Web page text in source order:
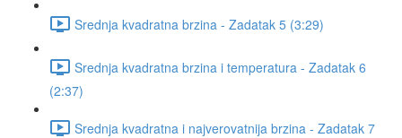
Srednja kvadratna brzina - Zadatak 5 (3:29)
Srednja kvadratna brzina i temperatura - Zadatak 6
(2:37)
Srednja kvadratna i najverovatnija brzina - Zadatak 7